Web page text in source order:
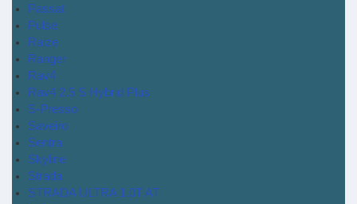
Passat
Pulse
Raize
Ranger
Rav4
Rav4 2.5 S Hybrid Plus
S-Presso
Saveiro
Sentra
Skyline
Strada
STRADA ULTRA 1.0T AT